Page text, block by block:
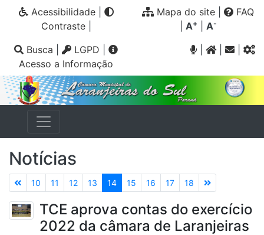
Acessibilidade|
Contraste|
Mapa do site
FAQ
A+ A-
Busca LGPD
Acesso a Informação
|
Notícias
10 11 12 13 14 15 16 17 18
TCE aprova contas do exercício
2022 da câmara de Laranjeiras